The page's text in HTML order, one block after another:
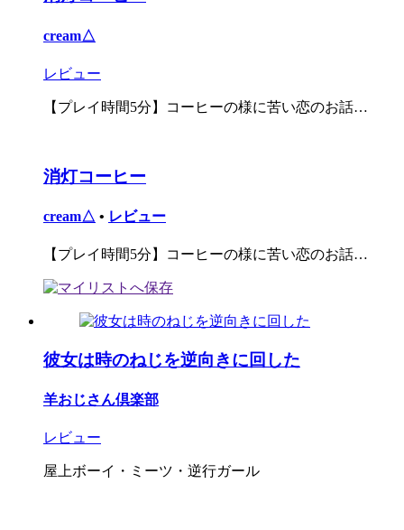
cream△
レビュー
【プレイ時間5分】コーヒーの様に苦い恋のお話…
消灯コーヒー
cream△ • レビュー
【プレイ時間5分】コーヒーの様に苦い恋のお話…
彼女は時のねじを逆向きに回した
羊おじさん倶楽部
レビュー
屋上ボーイ・ミーツ・逆行ガール